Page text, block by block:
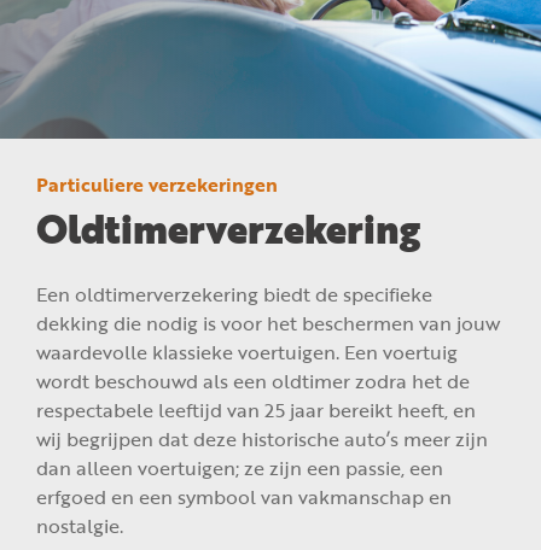
Particuliere verzekeringen
Oldtimerverzekering
Een oldtimerverzekering biedt de specifieke
dekking die nodig is voor het beschermen van jouw
waardevolle klassieke voertuigen. Een voertuig
wordt beschouwd als een oldtimer zodra het de
respectabele leeftijd van 25 jaar bereikt heeft, en
wij begrijpen dat deze historische auto’s meer zijn
dan alleen voertuigen; ze zijn een passie, een
erfgoed en een symbool van vakmanschap en
nostalgie.